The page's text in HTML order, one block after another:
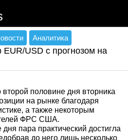
Аналитика
EUR/USD с прогнозом на
половине дня вторника
на рынке благодаря
а также некоторым
ФРС США.
пара практический достигла
до него лишь несколько